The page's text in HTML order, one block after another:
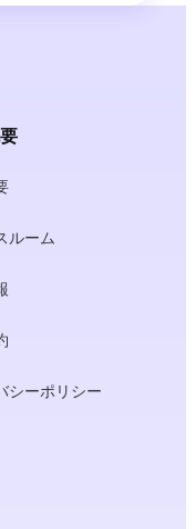
ルーム
シーポリシー